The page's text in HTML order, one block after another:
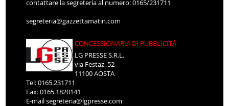
contattare la segreteria al numero: 0165/231711
segreteria@gazzettamatin.com
CONCESSIONARIA DI PUBBLICITÀ
LG PRESSE S.R.L.
via Festaz, 52
11100 AOSTA
Tel: 0165.231711
Fax: 0165.1820141
E-mailsegreteria@lgpresse.com